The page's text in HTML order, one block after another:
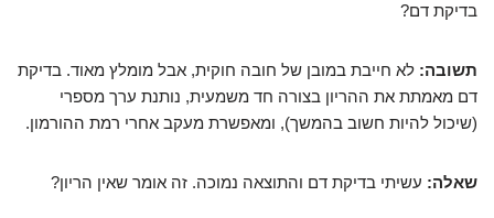
בדיקת דם?
תשובה: לא חייבת במובן של חובה חוקית, אבל מומלץ מאוד. בדיקת
דם מאמתת את ההריון בצורה חד משמעית, נותנת ערך מספרי
(שיכול להיות חשוב בהמשך), ומאפשרת מעקב אחרי רמת ההורמון.
שאלה: עשיתי בדיקת דם והתוצאה נמוכה. זה אומר שאין הריון?